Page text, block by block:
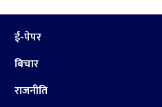
ई-पेपर
बिचार
राजनीति